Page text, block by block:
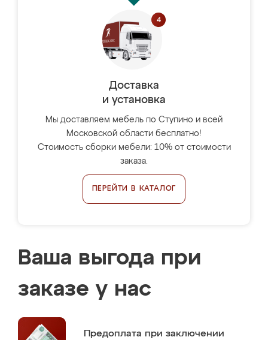
Доставка
и установка
Мы доставляем мебель по Ступино и всей
Московской области бесплатно!
Стоимость сборки мебели: 10% от стоимости
заказа.
ПЕРЕЙТИ В КАТАЛОГ
Ваша выгода при
заказе у нас
Предоплата при заключении